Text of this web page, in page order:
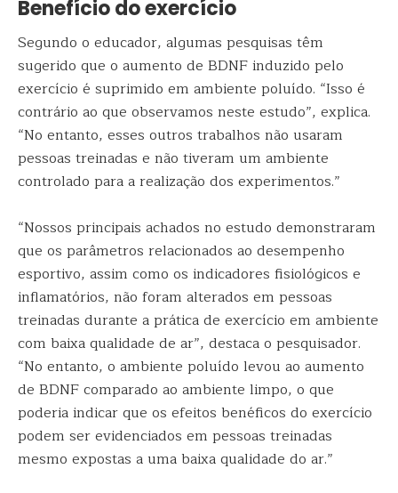
Benefício do exercício
Segundo o educador, algumas pesquisas têm
sugerido que o aumento de BDNF induzido pelo
exercício é suprimido em ambiente poluído. “Isso é
contrário ao que observamos neste estudo”, explica.
“No entanto, esses outros trabalhos não usaram
pessoas treinadas e não tiveram um ambiente
controlado para a realização dos experimentos.”
“Nossos principais achados no estudo demonstraram
que os parâmetros relacionados ao desempenho
esportivo, assim como os indicadores fisiológicos e
inflamatórios, não foram alterados em pessoas
treinadas durante a prática de exercício em ambiente
com baixa qualidade de ar”, destaca o pesquisador.
“No entanto, o ambiente poluído levou ao aumento
de BDNF comparado ao ambiente limpo, o que
poderia indicar que os efeitos benéficos do exercício
podem ser evidenciados em pessoas treinadas
mesmo expostas a uma baixa qualidade do ar.”